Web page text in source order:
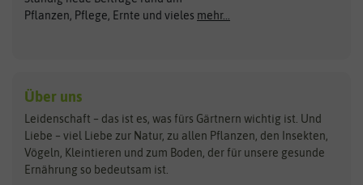
Gründünger
Kräutersamen
Obstsamen
Pilzbrut
Rasensamen
Steckzwiebeln
ASB Greenworld
Benary
Bingenheimer Saatgut
Bionana
COMPO
Dürr-Samen
Pflanzen, Pflege, Ernte und vieles mehr...
Über uns
Leidenschaft – das ist es, was fürs Gärtnern wichtig ist. Und
Liebe – viel Liebe zur Natur, zu allen Pflanzen, den Insekten,
Vögeln, Kleintieren und zum Boden, der für unsere gesunde
Ernährung so bedeutsam ist.